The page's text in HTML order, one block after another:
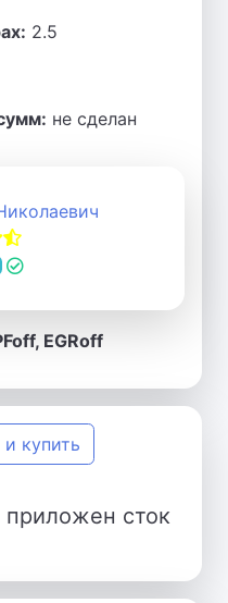
2.5
не сделан
EGRoff
купить
сток